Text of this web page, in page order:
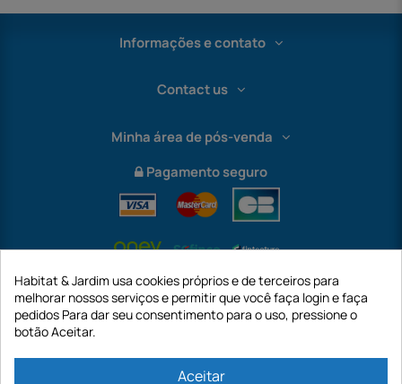
Informações e contato
Contact us
Minha área de pós-venda
Pagamento seguro
Habitat & Jardim usa cookies próprios e de terceiros para
melhorar nossos serviços e permitir que você faça login e faça
pedidos Para dar seu consentimento para o uso, pressione o
botão Aceitar.
Aceitar